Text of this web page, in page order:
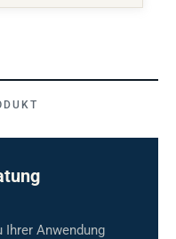
Ihrer Anwendung